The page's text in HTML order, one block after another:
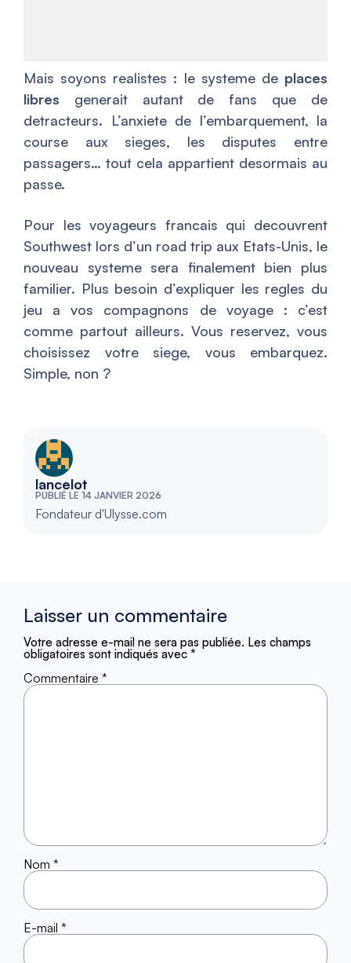
Mais soyons realistes : le systeme de places
libres generait autant de fans que de
detracteurs. L’anxiete de l’embarquement, la
course aux sieges, les disputes entre
passagers… tout cela appartient desormais au
passe.
Pour les voyageurs francais qui decouvrent
Southwest lors d’un road trip aux Etats-Unis, le
nouveau systeme sera finalement bien plus
familier. Plus besoin d’expliquer les regles du
jeu a vos compagnons de voyage : c’est
comme partout ailleurs. Vous reservez, vous
choisissez votre siege, vous embarquez.
Simple, non ?
lancelot
PUBLIÉ LE 14 JANVIER 2026
Fondateur d'Ulysse.com
Laisser un commentaire
Votre adresse e-mail ne sera pas publiée. Les champs
obligatoires sont indiqués avec *
Commentaire *
Nom *
E-mail *